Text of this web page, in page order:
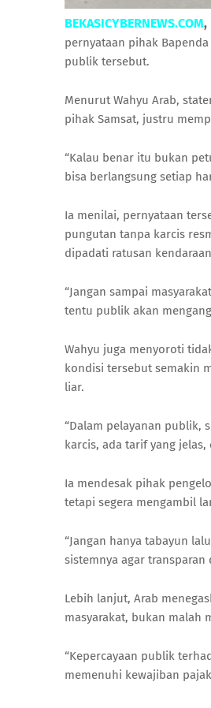
BEKASICYBERNEWS.COM,
pernyataan pihak
publik tersebut.
Menurut Wahyu Arab,
pihak Samsat, justru
“Kalau benar itu bukan
bisa berlangsung setiap
Ia menilai, pernyataan
pungutan tanpa karcis
dipadati ratusan
“Jangan sampai
tentu publik akan
Wahyu juga menyoroti
kondisi tersebut semakin
liar.
“Dalam pelayanan publik,
karcis, ada tarif yang
Ia mendesak pihak
tetapi segera mengambil
“Jangan hanya tabayun
sistemnya agar transparan
Lebih lanjut, Arab
masyarakat, bukan malah
“Kepercayaan publik
memenuhi kewajiban